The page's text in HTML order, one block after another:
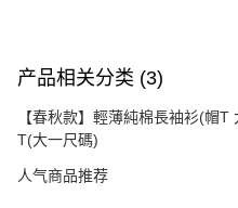
产品相关分类 (3)
【春秋款】輕薄純棉長袖衫(帽
T(大一尺碼)
人气商品推荐